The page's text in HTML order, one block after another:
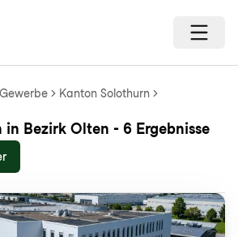
Gewerbe
Kanton Solothurn
in Bezirk Olten - 6 Ergebnisse